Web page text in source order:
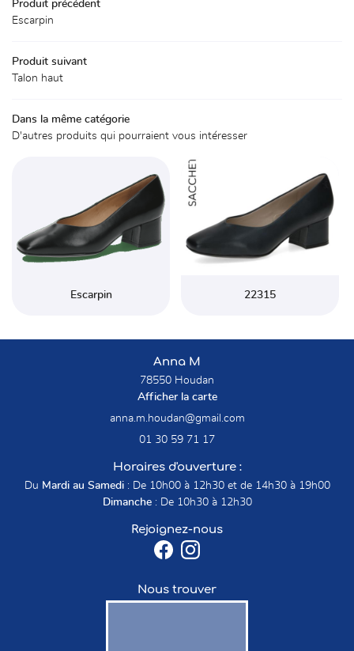
Avis
Contact
Produit précédent
Escarpin
Produit suivant
Talon haut
Dans la même catégorie
D'autres produits qui pourraient vous intéresser
Escarpin 22315
Anna M
78550 Houdan
Afficher la carte
01 30 59 71 17
Horaires d'ouverture :
Du Mardi au Samedi: De 10h00 à 12h30 et de 14h30 à 19h00
Dimanche: De 10h30 à 12h30
Rejoignez-nous
Nous trouver